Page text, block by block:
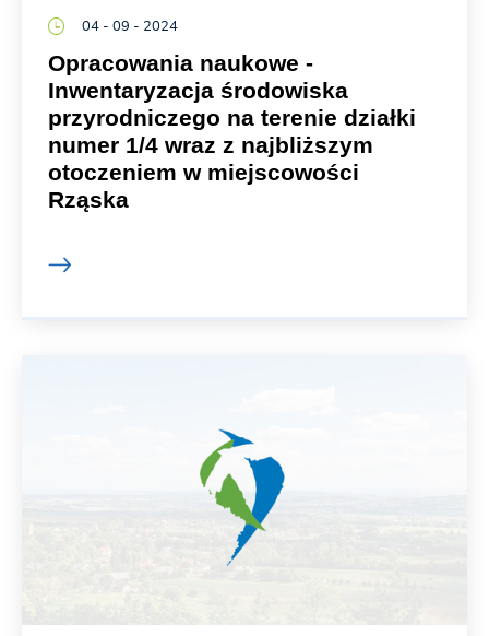
04 - 09 - 2024
Opracowania naukowe -
Inwentaryzacja środowiska
przyrodniczego na terenie działki
numer 1/4 wraz z najbliższym
otoczeniem w miejscowości
Rząska